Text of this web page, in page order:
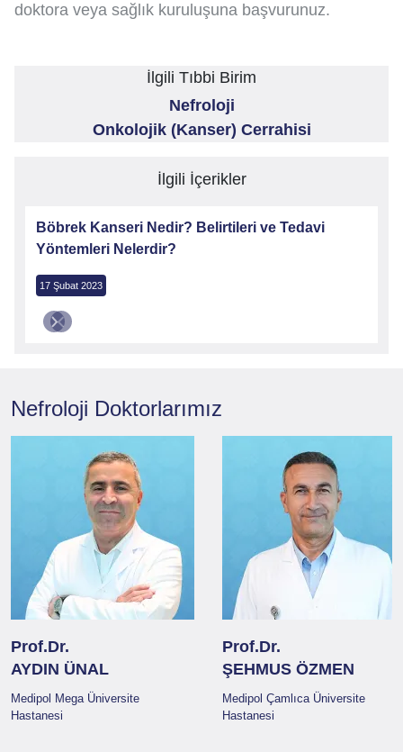
doktora veya sağlık kuruluşuna başvurunuz.
İlgili Tıbbi Birim
Nefroloji
Onkolojik (Kanser) Cerrahisi
İlgili İçerikler
Böbrek Kanseri Nedir? Belirtileri ve Tedavi
Yöntemleri Nelerdir?
17 Şubat 2023
Nefroloji Doktorlarımız
Prof.Dr.
AYDIN ÜNAL
Medipol Mega Üniversite
Hastanesi
Prof.Dr.
ŞEHMUS ÖZMEN
Medipol Çamlıca Üniversite
Hastanesi